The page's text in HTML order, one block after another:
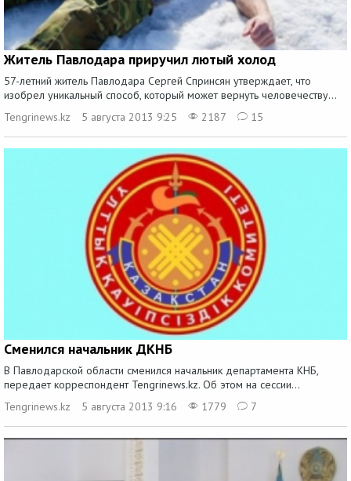
Житель Павлодара приручил лютый холод
57-летний житель Павлодара Сергей Спринсян утверждает, что
изобрел уникальный способ, который может вернуть человечеству...
Tengrinews.kz
5 августа 2013 9:25 2187 15
Сменился начальник ДКНБ
В Павлодарской области сменился начальник департамента КНБ,
передает корреспондент Tengrinews.kz. Об этом на сессии...
Tengrinews.kz
5 августа 2013 9:16 1779 7